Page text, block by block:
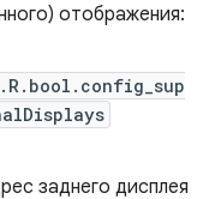
отображения:
заднего дисплея